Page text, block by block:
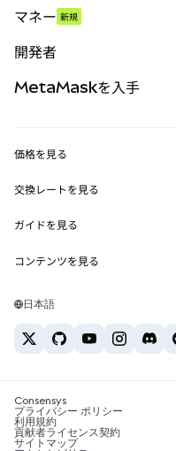
パーペチュアル
RWA
マネー 新規
開発者
MetaMask Connect
Snaps
Web3サービス
MetaMaskを入手
セキュリティ
サポート
キャリア
お問い合わせ
価格を見る
イーサリアムの価格
Solanaの価格
Tetherの価格
交換レートを見る
ETH→USD
USDT→INR
BTC→INR
ETH→USDT
ガイドを見る
ETHの購入
USDTの購入
SHIBの購入
BNBの購入
コンテンツを見る
Solanaウォレット
税制関連ニュース
暗号資産の購入方法は？
日本語
Consensys
プライバシー ポリシー
利用規約
貢献者ライセンス契約
サイトマップ